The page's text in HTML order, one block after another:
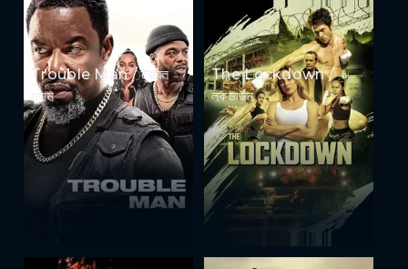
Trouble Man / ট্রাবল
ম্যান
The Lockdown /
লকডাউন